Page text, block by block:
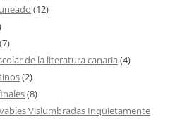
(12)
(7)
de la literatura canaria (4)
(2)
(8)
Vislumbradas Inquietamente